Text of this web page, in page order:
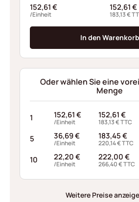
Menge
152,61€
/Einheit
152,61€
183,13€
In den Warenkorb
Oder wählen Sie eine
Menge
1 152,61€
/Einheit
152,61€
183,13€TTC
5 36,69€
/Einheit
183,45€
220,14€TTC
10 22,20€
/Einheit
222,00€
266,40€TTC
Weitere Preise